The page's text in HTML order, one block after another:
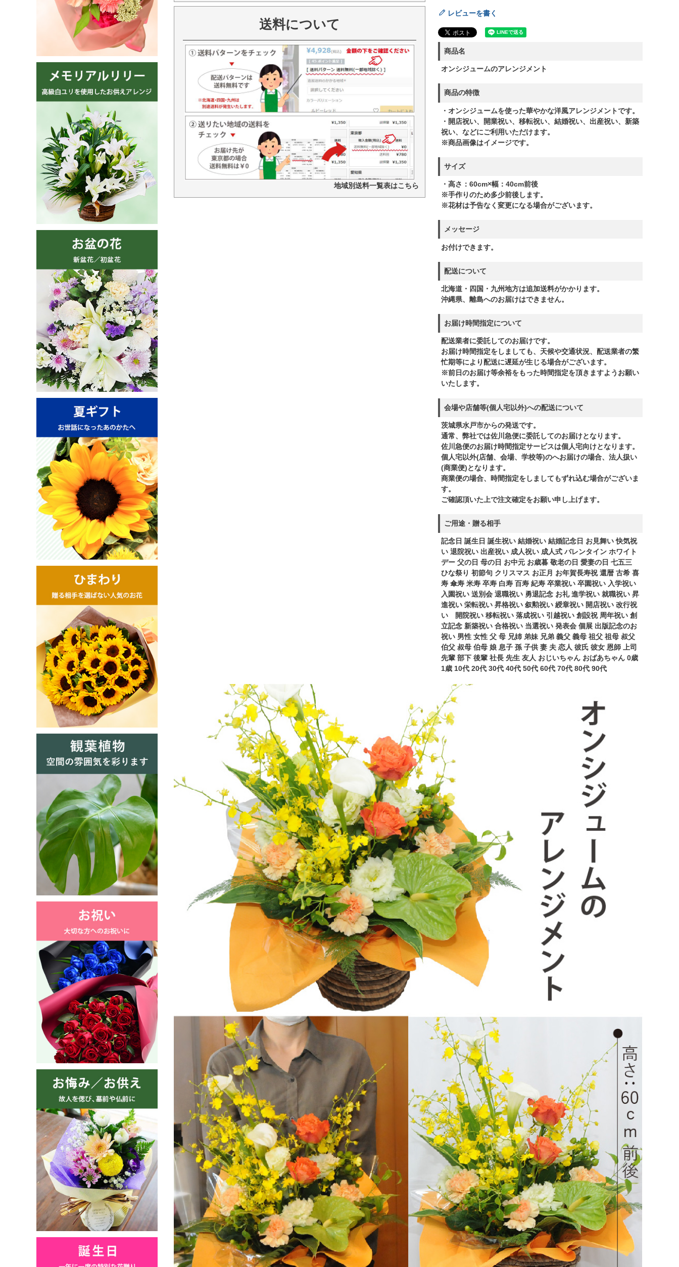
送料について
地域別送料一覧表はこちら
レビューを書く
商品名
オンシジュームのアレンジメント
商品の特徴
・オンシジュームを使った華やかな洋風アレンジメントです。
・開店祝い、開業祝い、移転祝い、結婚祝い、出産祝い、新築
祝い、などにご利用いただけます。
※商品画像はイメージです。
サイズ
・高さ：60cm×幅：40cm前後
※手作りのため多少前後します。
※花材は予告なく変更になる場合がございます。
メッセージ
お付けできます。
配送について
北海道・四国・九州地方は追加送料がかかります。
沖縄県、離島へのお届けはできません。
お届け時間指定について
配送業者に委託してのお届けです。
お届け時間指定をしましても、天候や交通状況、配送業者の繁
忙期等により配送に遅延が生じる場合がございます。
※前日のお届け等余裕をもった時間指定を頂きますようお願い
いたします。
会場や店舗等(個人宅以外)への配送について
茨城県水戸市からの発送です。
通常、弊社では佐川急便に委託してのお届けとなります。
佐川急便のお届け時間指定サービスは個人宅向けとなります。
個人宅以外(店舗、会場、学校等)のへお届けの場合、法人扱い
(商業便)となります。
商業便の場合、時間指定をしましてもずれ込む場合がございま
す。
ご確認頂いた上で注文確定をお願い申し上げます。
ご用途・贈る相手
記念日 誕生日 誕生祝い 結婚祝い 結婚記念日 お見舞い 快気祝
い 退院祝い 出産祝い 成人祝い 成人式 バレンタイン ホワイト
デー 父の日 母の日 お中元 お歳暮 敬老の日 愛妻の日 七五三
ひな祭り 初節句 クリスマス お正月 お年賀長寿祝 還暦 古希 喜
寿 傘寿 米寿 卒寿 白寿 百寿 紀寿 卒業祝い 卒園祝い 入学祝い
入園祝い 送別会 退職祝い 勇退記念 お礼 進学祝い 就職祝い 昇
進祝い 栄転祝い 昇格祝い 叙勲祝い 綬章祝い 開店祝い 改行祝
い 開院祝い 移転祝い 落成祝い 引越祝い 創設祝 周年祝い 創
立記念 新築祝い 合格祝い 当選祝い 発表会 個展 出版記念のお
祝い 男性 女性 父 母 兄姉 弟妹 兄弟 義父 義母 祖父 祖母 叔父
伯父 叔母 伯母 娘 息子 孫 子供 妻 夫 恋人 彼氏 彼女 恩師 上司
先輩 部下 後輩 社長 先生 友人 おじいちゃん おばあちゃん 0歳
1歳 10代 20代 30代 40代 50代 60代 70代 80代 90代